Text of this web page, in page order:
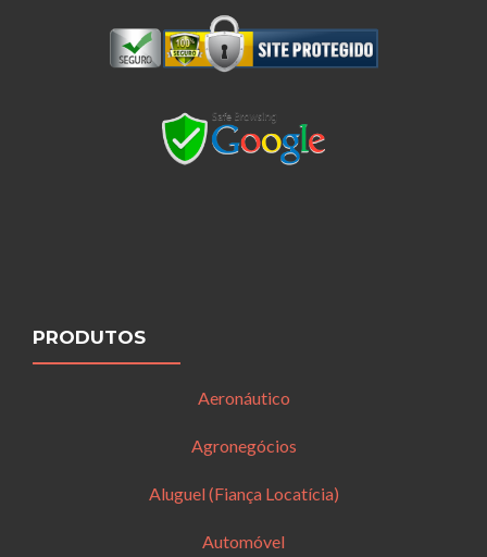
PRODUTOS
Aeronáutico
Agronegócios
Aluguel (Fiança Locatícia)
Automóvel